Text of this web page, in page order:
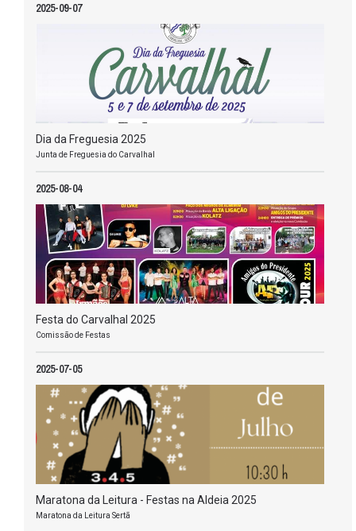
2025-09-07
Dia da Freguesia 2025
Junta de Freguesia do Carvalhal
2025-08-04
Festa do Carvalhal 2025
Comissão de Festas
2025-07-05
Maratona da Leitura - Festas na Aldeia 2025
Maratona da Leitura Sertã